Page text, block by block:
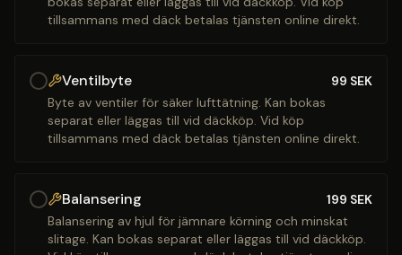
tillsammans med däck betalas tjänsten online direkt.
Ventilbyte 99 SEK
Byte av ventiler för säker lufttätning. Kan bokas
separat eller läggas till vid däckköp. Vid köp
tillsammans med däck betalas tjänsten online direkt.
Balansering 199 SEK
Balansering av hjul för jämnare körning och minskat
slitage. Kan bokas separat eller läggas till vid däckköp.